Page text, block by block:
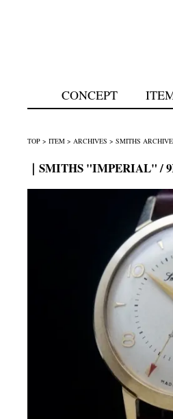
CONCEPT
TOP > ITEM > ARCHIVES > SMITHS
｜SMITHS "IMPERIAL" /